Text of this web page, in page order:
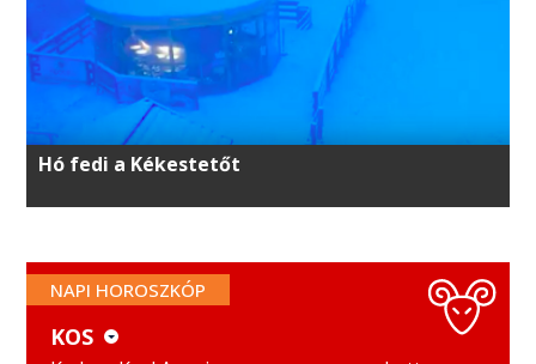
Hó fedi a Kékestetőt
NAPI HOROSZKÓP
KOS
KOS